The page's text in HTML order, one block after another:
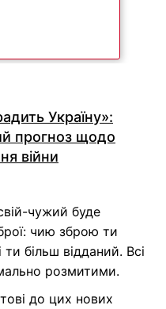
Україну»:
прогноз щодо
війни
чужий буде
чию зброю ти
більш відданий. Всі
розмитими.
до цих нових